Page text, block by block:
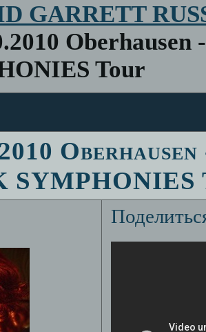
GARRETT
Tour
SYMPHONIES